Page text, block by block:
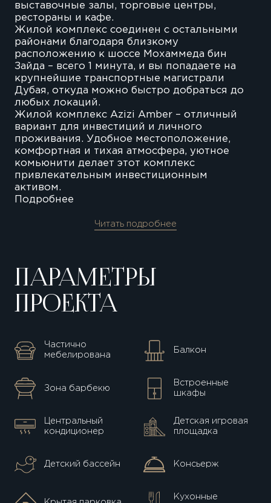
выставочные залы, торговые центры,
рестораны и кафе.
Жилой комплекс соединен с остальными
районами благодаря близкому
расположению к шоссе Мохаммеда бин
Зайда – всего 1 минута, и вы попадаете на
крупнейшие транспортные магистрали
Дубая, откуда можно быстро добраться до
любых локаций.
Жилой комплекс Azizi Amber – отличный
вариант для инвестиций и личного
проживания. Удобное местоположение,
комфортная и тихая атмосфера, уютное
комьюнити делает этот комплекс
привлекательным инвестиционным
активом.
Подробнее
Читать подробнее
ПАРАМЕТРЫ
ПРОЕКТА
Частично
мебелирована
Балкон
Зона барбекю
Встроенные
шкафы
Центральный
кондиционер
Детская игровая
площадка
Детский бассейн Консьерж
Кухонные